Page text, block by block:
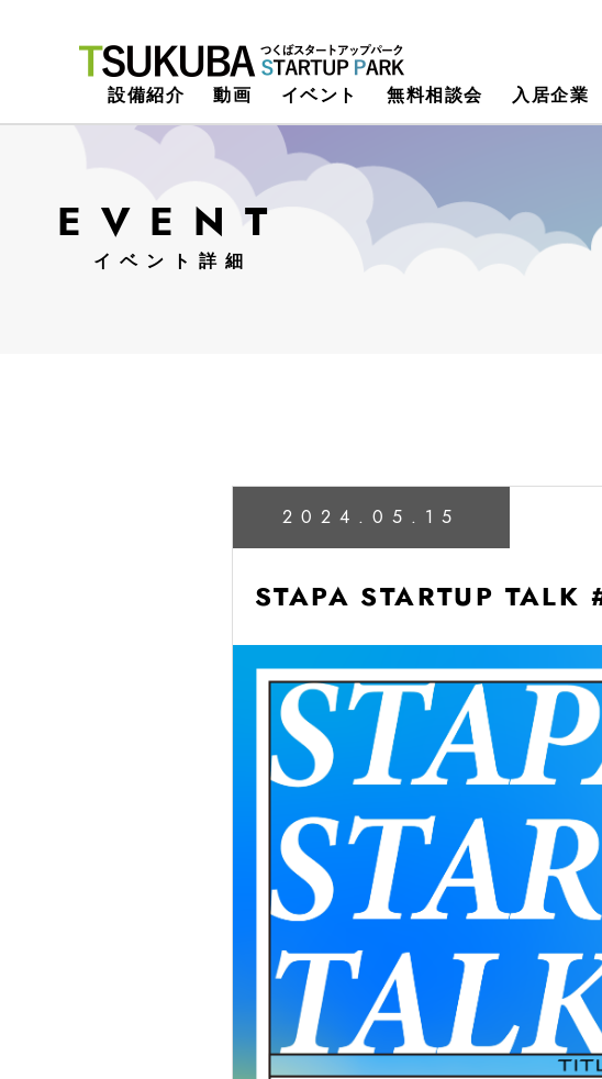
つくばスタートアップパーク
設備紹介 動画 イベント 無料相談会 入居企業
EVENT
イベント詳細
2024.05.15
STAPA STARTUP TALK